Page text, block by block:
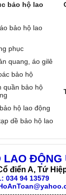
bảo hộ lao
bảo hộ lao
phục
quang, áo gilê
bảo hộ
quần bảo hộ
hộ lao động
dề bảo hộ lao
LAO
điển A, Tứ
034 94 13579